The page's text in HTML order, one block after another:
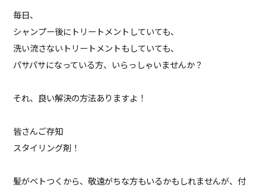
毎日、
シャンプー後にトリートメントしていても、
洗い流さないトリートメントもしていても、
パサパサになっている方、いらっしゃいませんか？
それ、良い解決の方法ありますよ！
皆さんご存知
スタイリング剤！
髪がベトつくから、敬遠がちな方もいるかもしれませんが、付